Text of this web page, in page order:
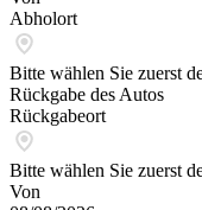
Abholort
Bitte wählen Sie zuerst
Rückgabe des Autos
Rückgabeort
Bitte wählen Sie zuerst
Von